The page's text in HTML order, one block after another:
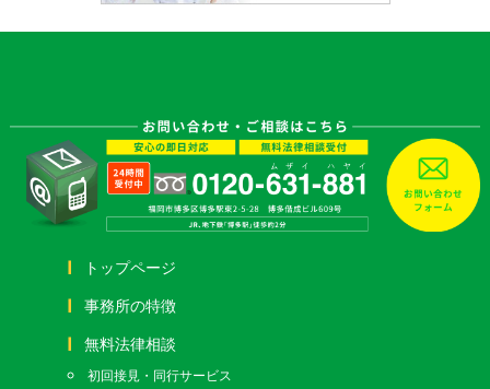
トップページ
事務所の特徴
無料法律相談
初回接見・同行サービス